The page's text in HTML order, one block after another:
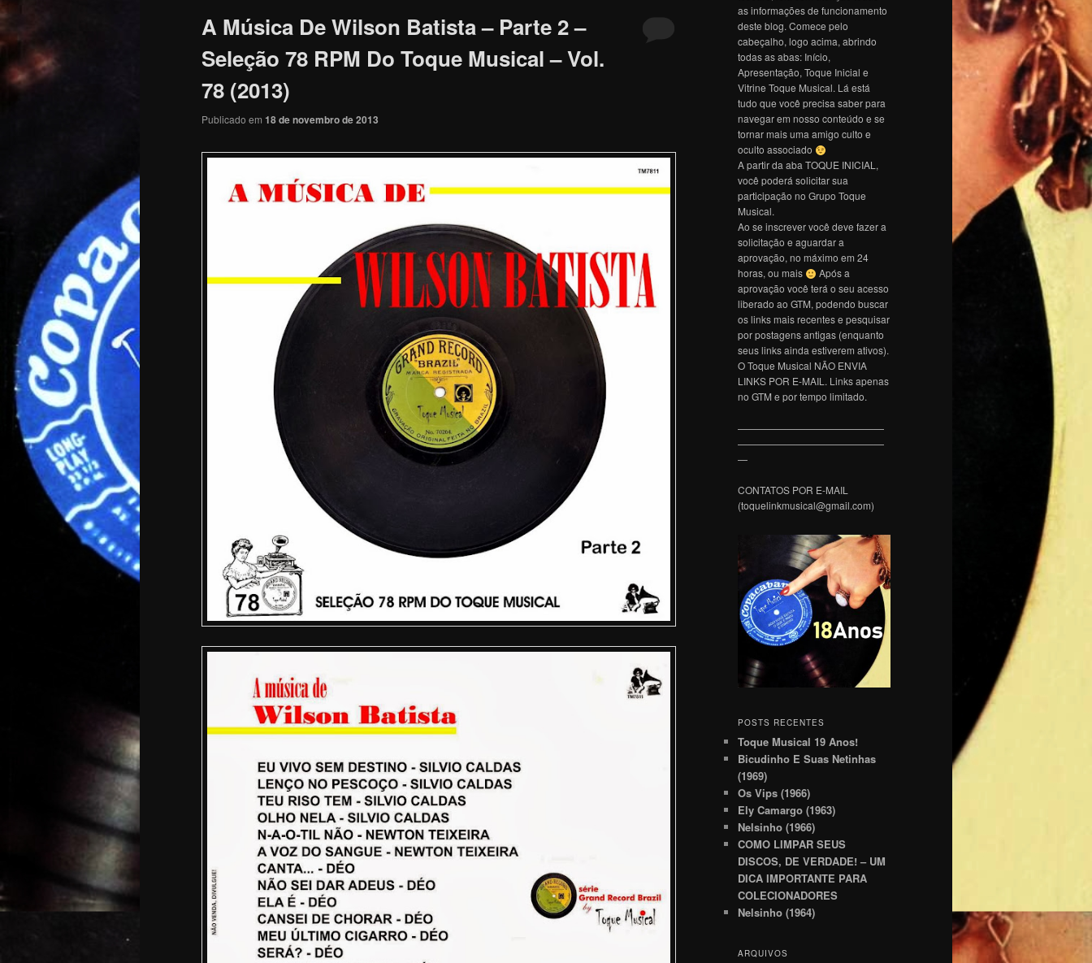
A Música De Wilson Batista – Parte 2 –
Seleção 78 RPM Do Toque Musical – Vol.
78 (2013)
Publicado em 18 de novembro de 2013
as informações de funcionamento
deste blog. Comece pelo
cabeçalho, logo acima, abrindo
todas as abas: Início,
Apresentação, Toque Inicial e
Vitrine Toque Musical. Lá está
tudo que você precisa saber para
navegar em nosso conteúdo e se
tornar mais uma amigo culto e
oculto associado
A partir da aba TOQUE INICIAL,
você poderá solicitar sua
participação no Grupo Toque
Musical.
Ao se inscrever você deve fazer a
solicitação e aguardar a
aprovação, no máximo em 24
horas, ou mais
Após a
aprovação você terá o seu acesso
liberado ao GTM, podendo buscar
os links mais recentes e pesquisar
por postagens antigas (enquanto
seus links ainda estiverem ativos).
O Toque Musical NÃO ENVIA
LINKS POR E-MAIL. Links apenas
no GTM e por tempo limitado.
———————————————
———————————————
—
CONTATOS POR E-MAIL
(toquelinkmusical@gmail.com)
POSTS RECENTES
Toque Musical 19 Anos!
Bicudinho E Suas Netinhas
(1969)
Os Vips (1966)
Ely Camargo (1963)
Nelsinho (1966)
COMO LIMPAR SEUS
DISCOS, DE VERDADE! – UM
DICA IMPORTANTE PARA
COLECIONADORES
Nelsinho (1964)
ARQUIVOS